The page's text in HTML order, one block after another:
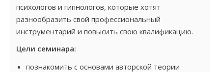
психологов и гипнологов, которые хотят
разнообразить свой профессиональный
инструментарий и повысить свою квалификацию.
Цели семинара:
познакомить с основами авторской теории